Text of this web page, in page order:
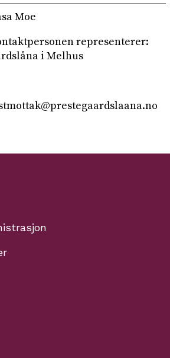
Moe
representerer:
i Melhus